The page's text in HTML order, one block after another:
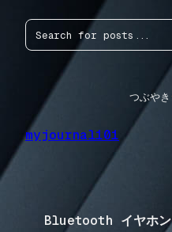
検
索
つぶやき
myjournal101
Bluetooth イヤホン